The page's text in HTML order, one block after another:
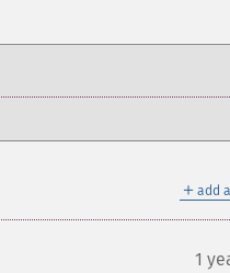
＋ add
1